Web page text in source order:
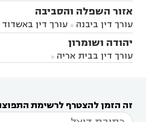
ברק עורך דין בפתח תקווה
עורך דין ברחובות עורך דין בנס
במודיעין
עורך דין בהרצליה
דין בקרית אונו
אונו
עורך דין בבת ים
דין בשוהם 
אזור השפלה והסביבה
עורך דין ביבנה  עורך דין באשדוד
עורך דין בראשון לציון עורך דין
בבאר יעקב
עורך דין בגדרהיהודה ושומרון
עורך דין בבית אריה 
זה הזמן להצטרף לרשימת